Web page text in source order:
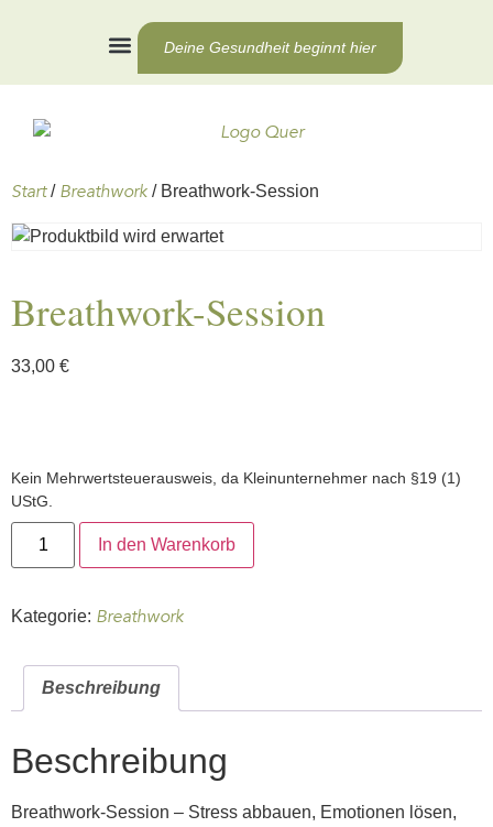
Deine Gesundheit beginnt hier
Start/ Breathwork / Breathwork-Session
Breathwork-Session
33,00 €
Kein Mehrwertsteuerausweis, da Kleinunternehmer nach §19 (1)
UStG.
In den Warenkorb
Kategorie: Breathwork
Beschreibung
Beschreibung
Breathwork-Session – Stress abbauen, Emotionen lösen,